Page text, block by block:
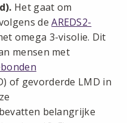
Het gaat om
deAREDS2-
omega 3-visolie. Dit
mensen met
of gevorderde LMD in
belangrijke